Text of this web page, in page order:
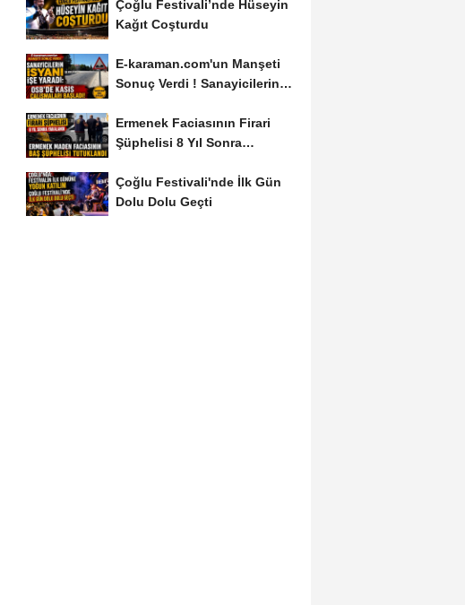
Çoğlu Festivali’nde Hüseyin
Kağıt Coşturdu
E-karaman.com'un Manşeti
Sonuç Verdi ! Sanayicilerin
Ermenek Faciasının Firari
Şüphelisi 8 Yıl Sonra
Çoğlu Festivali'nde İlk Gün
Dolu Dolu Geçti